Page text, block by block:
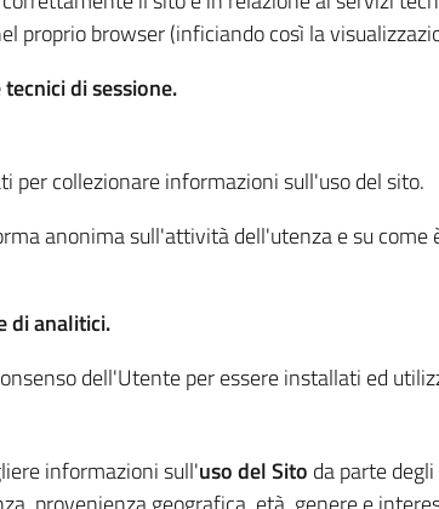
proprio browser (inficiando così la
di sessione.
per collezionare informazioni sull'uso del sito.
anonima sull'attività dell'utenza e su
di analitici.
dell'Utente per essere installati ed
informazioni sull'uso del Sito da parte